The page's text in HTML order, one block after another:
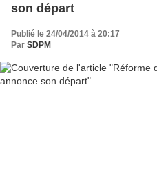
son départ
Publié le 24/04/2014 à 20:17
Par SDPM